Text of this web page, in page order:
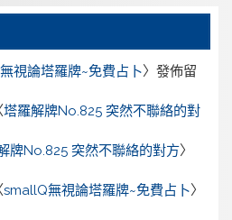
視論塔羅牌~免費占卜〉發佈留
塔羅解牌No.825 突然不聯絡的對
牌No.825 突然不聯絡的對方〉
smallQ無視論塔羅牌~免費占卜〉